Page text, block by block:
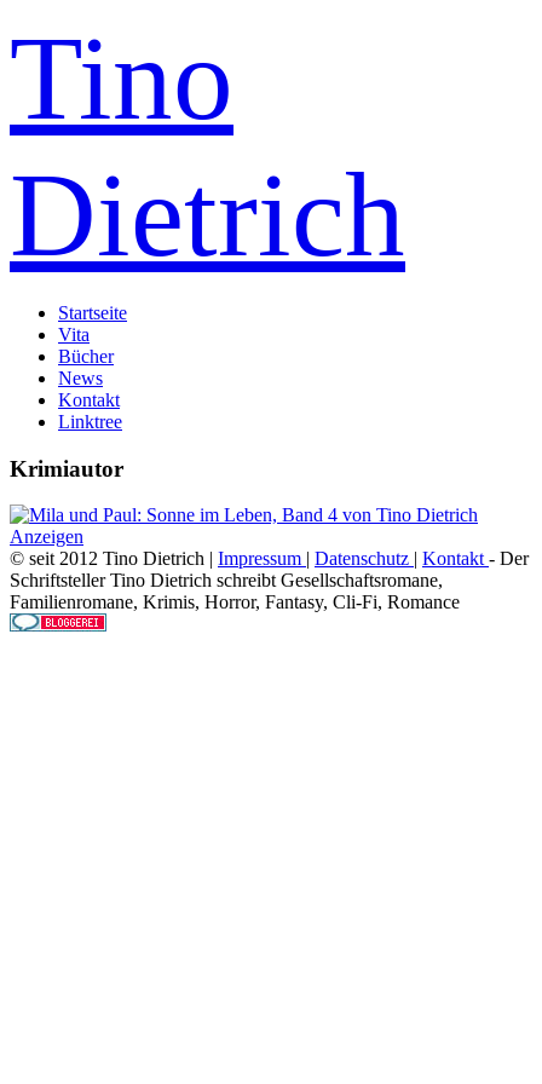
Tino
Dietrich
Startseite
Vita
Bücher
News
Kontakt
Linktree
Krimiautor
Anzeigen
© seit 2012 Tino Dietrich | Impressum | Datenschutz | Kontakt- Der
Schriftsteller Tino Dietrich schreibt Gesellschaftsromane,
Familienromane, Krimis, Horror, Fantasy, Cli-Fi, Romance